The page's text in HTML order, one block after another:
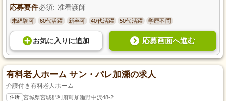
応募要件必須: 准看護師
未経験可 60代活躍 新卒可 40代活躍 50代活躍 学歴不問
お気に入り に追加 応募画面へ進む
有料老人ホーム サン・パレ加瀬の求人
介護付き有料老人ホーム
住所 宮城県宮城郡利府町加瀬野中沢48-2